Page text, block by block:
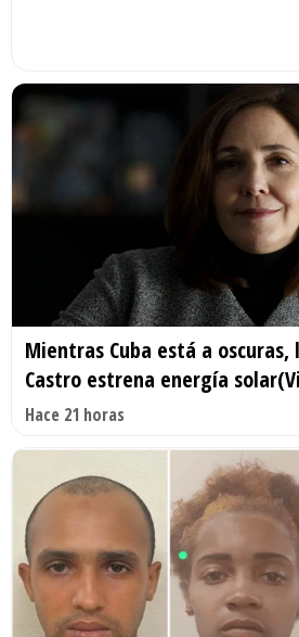
Mientras Cuba está a
Castro estrena energía
Hace 21 horas